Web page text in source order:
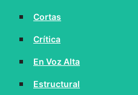
Cortas
Crítica
En Voz Alta
Estructural